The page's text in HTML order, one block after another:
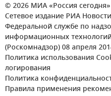
© 2026 МИА «Россия сегодня»
Сетевое издание РИА
Федеральной службе по
информационных
(Роскомнадзор) 08 апреля
Политика использования
логирования
Политика
Правила применения